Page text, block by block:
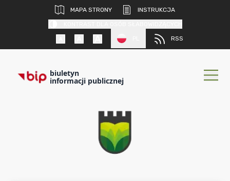
MAPA STRONY
INSTRUKCJA
RSS
biuletyn
informacji publicznej